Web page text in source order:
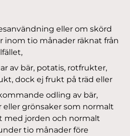
eller om skörd
inom tio månader räknat från
av bär, potatis, rotfrukter,
dock ej frukt på träd eller
odling av bär,
grönsaker som normalt
med jorden och normalt
tio månader före